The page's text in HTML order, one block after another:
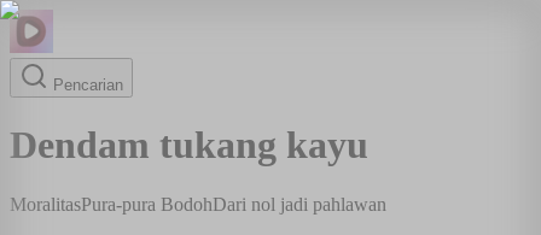
Pencarian
Dendam tukang kayu
MoralitasPura-pura BodohDari nol jadi pahlawan